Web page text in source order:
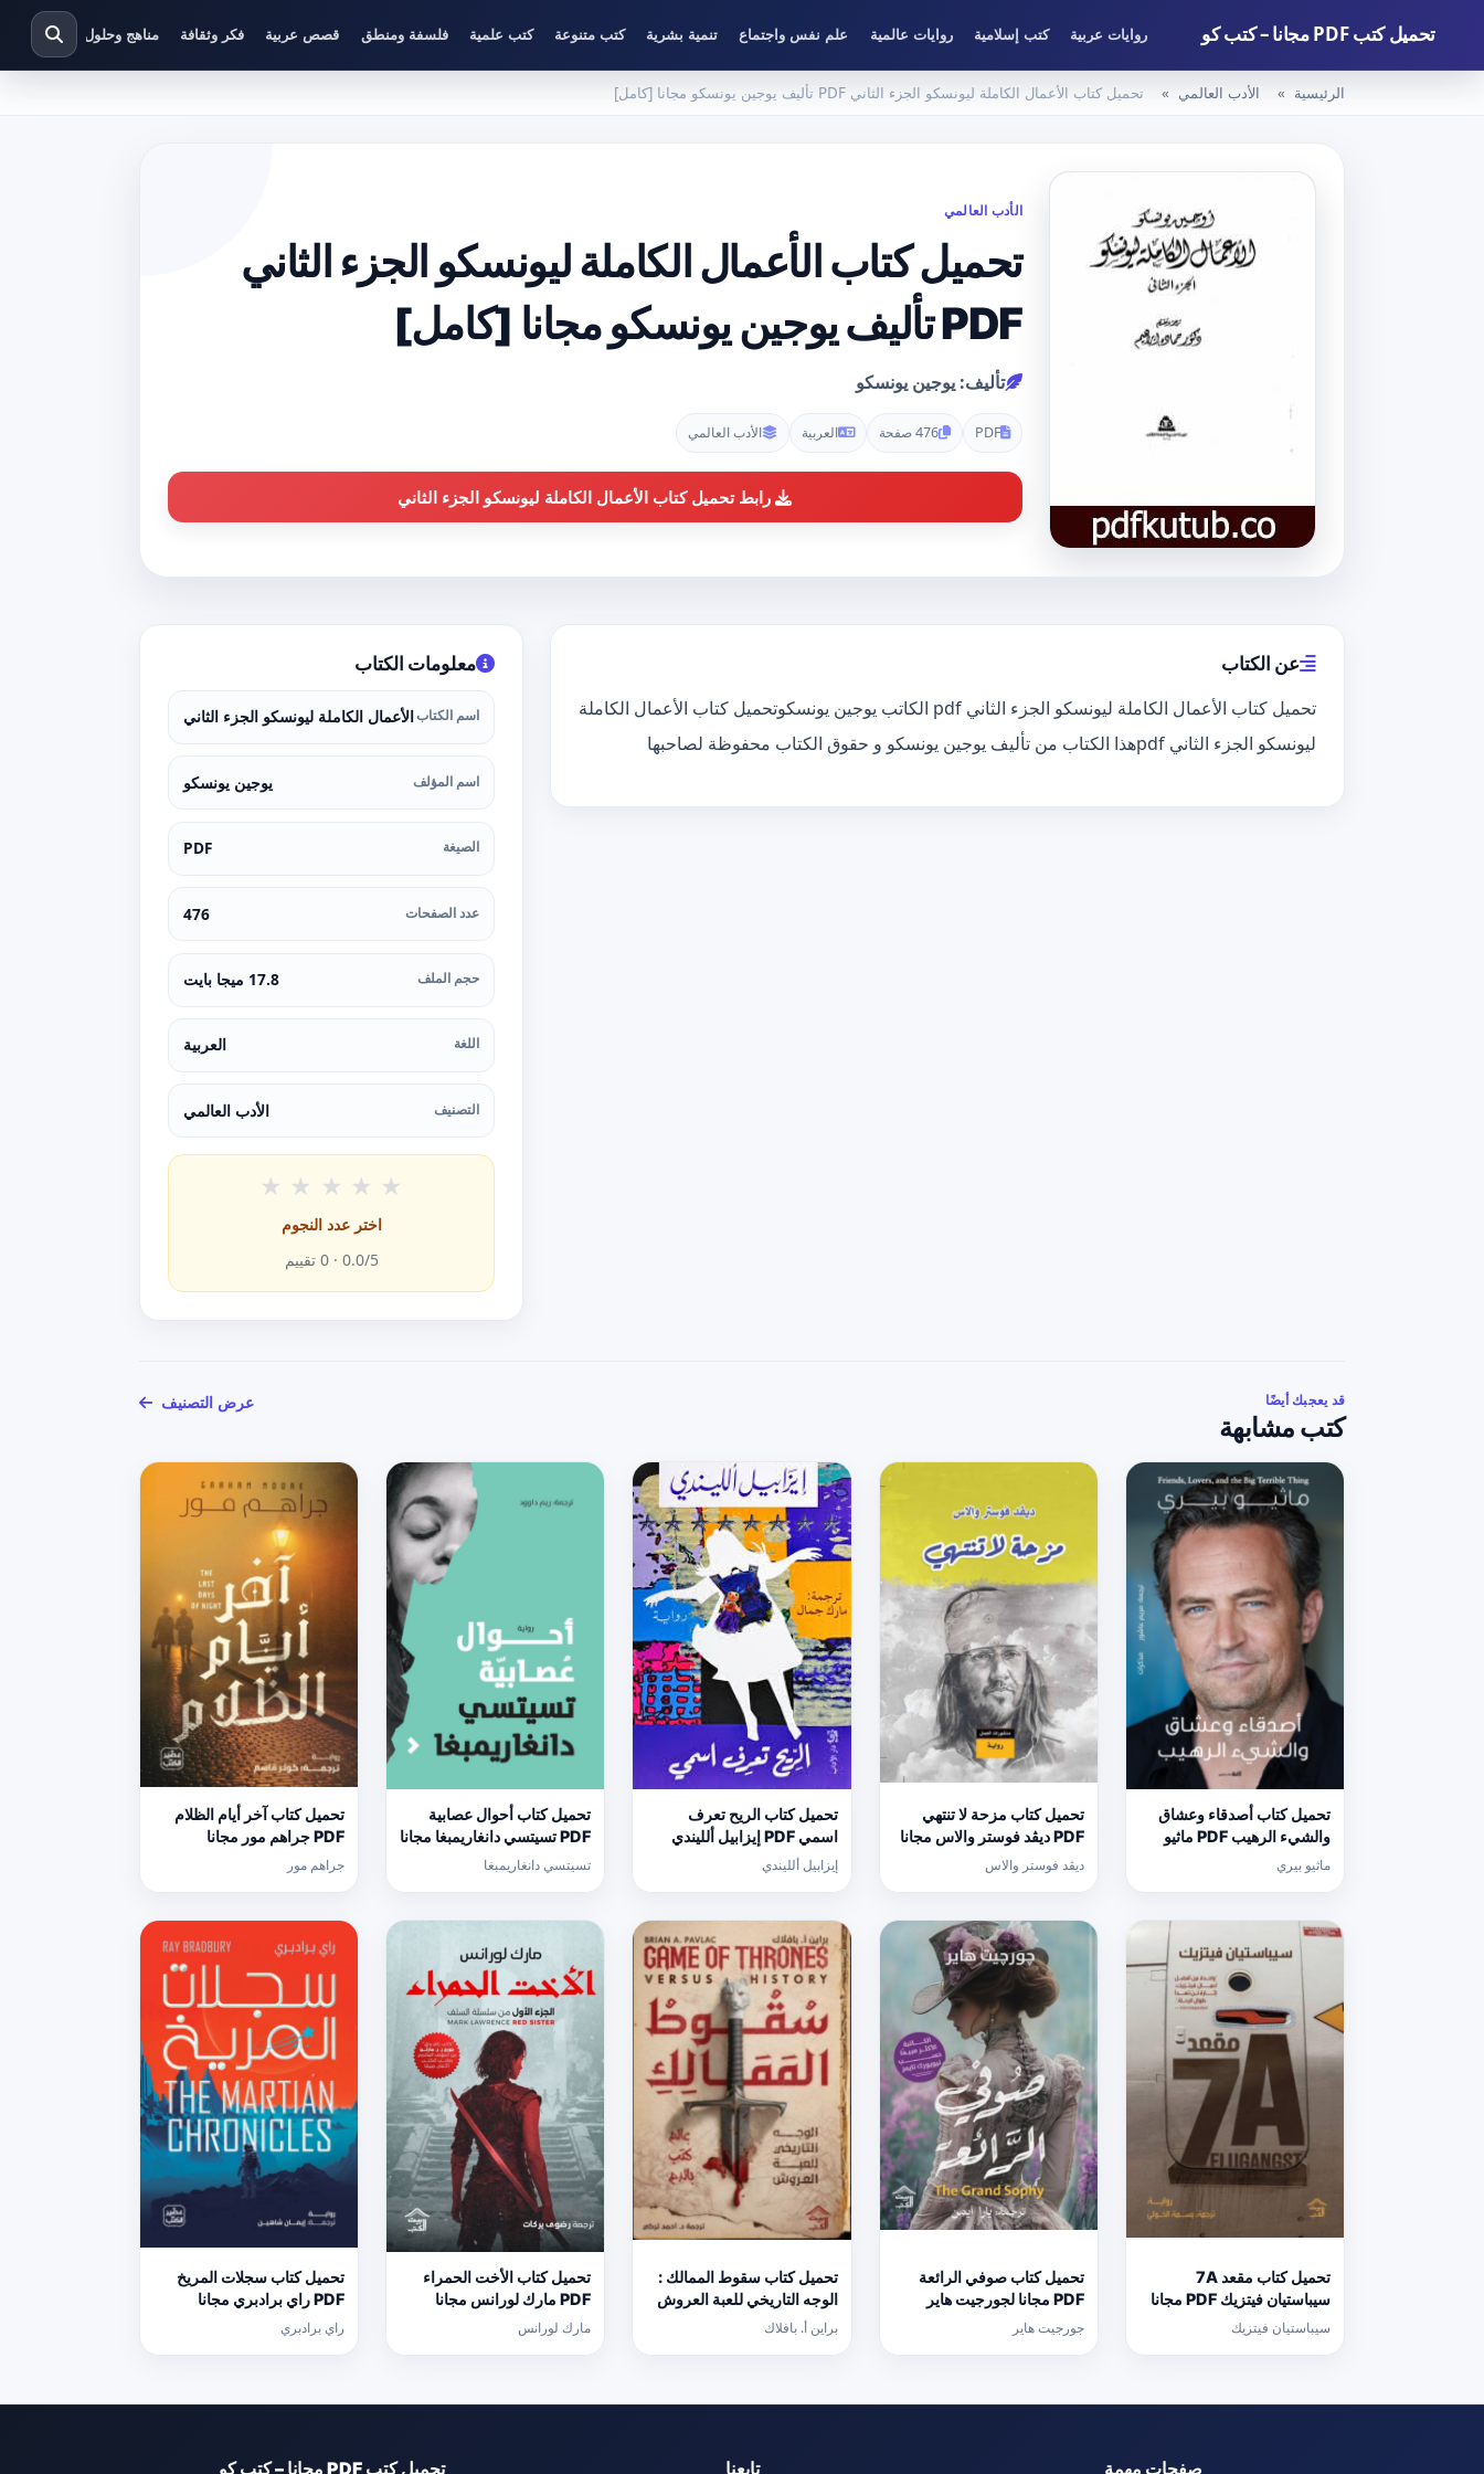
تحميل كتب PDF مجانا – كتب كو روايات عربية كتب إسلامية روايات عالمية علم نفس واجتماع تنمية بشرية كتب متنوعة كتب علمية فلسفة ومنطق قصص عربية فكر وثقافة مناهج وحلول دراسية
الرئيسية الأدب العالمي تحميل كتاب الأعمال الكاملة ليونسكو الجزء الثاني PDF تأليف يوجين يونسكو مجانا [كامل]
الأدب العالمي
تحميل كتاب الأعمال الكاملة ليونسكو الجزء الثاني
PDF تأليف يوجين يونسكو مجانا [كامل]
تأليف: يوجين يونسكو
PDF 476 صفحة العربية الأدب العالمي
رابط تحميل كتاب الأعمال الكاملة ليونسكو الجزء الثاني
عن الكتاب
تحميل كتاب الأعمال الكاملة ليونسكو الجزء الثاني pdf الكاتب يوجين يونسكوتحميل كتاب الأعمال الكاملة
ليونسكو الجزء الثاني pdfهذا الكتاب من تأليف يوجين يونسكو و حقوق الكتاب محفوظة لصاحبها
معلومات الكتاب
اسم الكتابالأعمال الكاملة ليونسكو الجزء الثاني
اسم المؤلف يوجين يونسكو
الصيغة PDF
عدد الصفحات 476
حجم الملف 17.8 ميجا بايت
اللغة العربية
التصنيف الأدب العالمي
★ ★ ★ ★ ★
اختر عدد النجوم
0.0/5 ·
0 تقييم
قد يعجبك أيضًا
كتب مشابهة
عرض التصنيف
تحميل كتاب أصدقاء وعشاق
والشيء الرهيب PDF ماثيو
بيري مجانا برابط مباشر
ماثيو بيري
تحميل كتاب مزحة لا تنتهي
PDF ديڤد فوستر والاس مجانا
برابط مباشر
ديڤد فوستر والاس
تحميل كتاب الريح تعرف
اسمي PDF إيزابيل ألليندي
مجانا
إيزابيل ألليندي
تحميل كتاب أحوال عصابية
PDF تسيتسي دانغاريمبغا مجانا
تسيتسي دانغاريمبغا
تحميل كتاب آخر أيام الظلام
PDF جراهم مور مجانا
جراهم مور
تحميل كتاب مقعد 7A
سيباستيان فيتزيك PDF مجانا
برابط مباشر
سيباستيان فيتزيك
تحميل كتاب صوفي الرائعة
PDF مجانا لجورجيت هاير
برابط مباشر
جورجيت هاير
تحميل كتاب سقوط الممالك :
الوجه التاريخي للعبة العروش
PDF مجانا
براين أ. بافلاك
تحميل كتاب الأخت الحمراء
PDF مارك لورانس مجانا
برابط مباشر
مارك لورانس
تحميل كتاب سجلات المريخ
PDF راي برادبري مجانا
راي برادبري
صفحات مهمة تابعنا تحميل كتب PDF مجانا – كتب كو